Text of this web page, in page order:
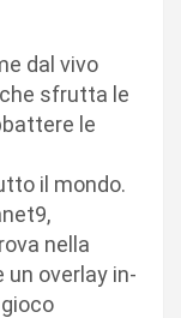
dal vivo
sfrutta le
le
il mondo.
nella
un overlay in-